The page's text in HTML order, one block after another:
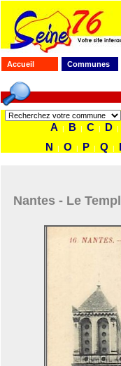
Accueil Communes
A | B | C | D |
N
| O | P | Q |
Nantes - Le